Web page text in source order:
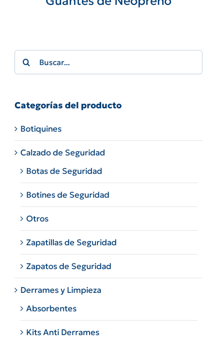
Search
for:
Categorías del producto
Botiquines
Calzado de Seguridad
Botas de Seguridad
Botines de Seguridad
Otros
Zapatillas de Seguridad
Zapatos de Seguridad
Derrames y Limpieza
Absorbentes
Kits Anti Derrames